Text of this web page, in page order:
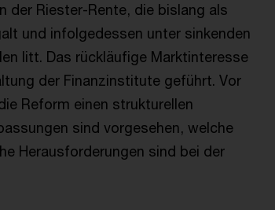
der Riester-Rente, die bislang als
und infolgedessen unter sinkenden
litt. Das rückläufige Marktinteresse
der Finanzinstitute geführt. Vor
Reform einen strukturellen
sind vorgesehen, welche
Herausforderungen sind bei der